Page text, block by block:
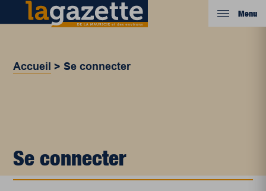
Menu
Accueil >Se connecter
Se connecter